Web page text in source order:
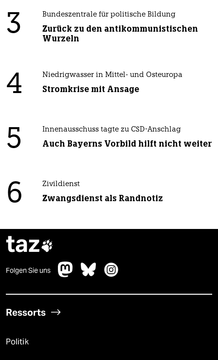
3 Bundeszentrale für politische Bildung
Zurück zu den antikommunistischen
Wurzeln
4 Niedrigwasser in Mittel- und Osteuropa
Stromkrise mit Ansage
5 Innenausschuss tagte zu CSD-Anschlag
Auch Bayerns Vorbild hilft nicht weiter
6 Zivildienst
Zwangsdienst als Randnotiz
taz
Folgen Sie uns
Ressorts
Politik